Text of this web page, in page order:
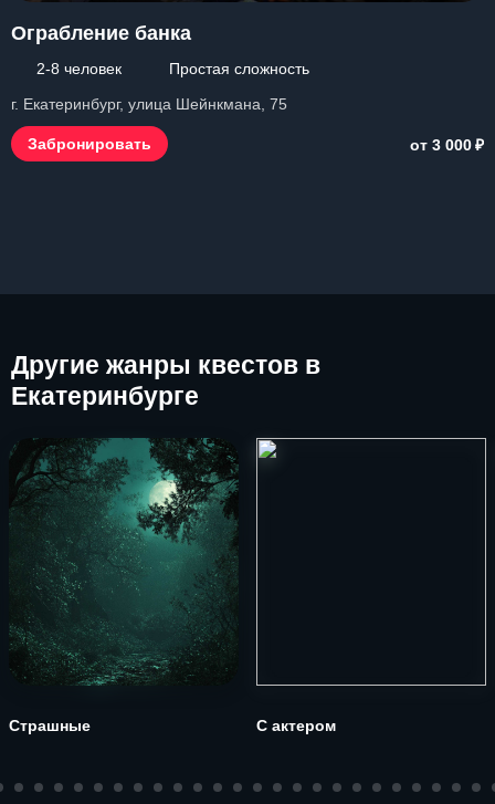
Ограбление банка
2-8 человек
Простая сложность
г. Екатеринбург, улица Шейнкмана, 75
Забронировать от 3 000₽
Другие жанры квестов в
Екатеринбурге
Страшные С актером